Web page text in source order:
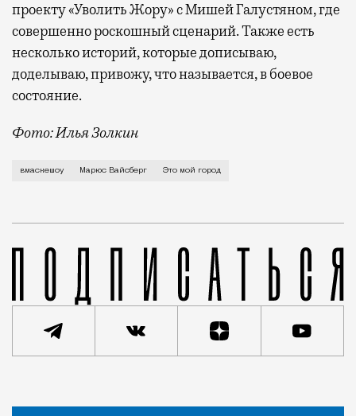
проекту «Уволить Жору» с Мишей Галустяном, где
совершенно роскошный сценарий. Также есть
несколько историй, которые дописываю,
доделываю, привожу, что называется, в боевое
состояние.
Фото: Илья Золкин
О российско-европейской атмосфере, созданной
вмаскешоу Марюс Вайсберг Это мой город
Статья
Анастасия Барышева